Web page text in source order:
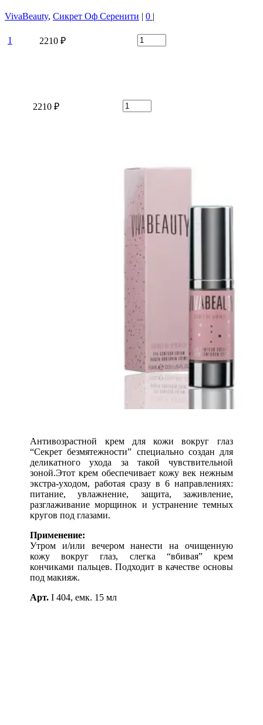
VivaBeauty, Сикрет Оф Серенити | 0 |
1 2210 ₽
2210 ₽
Антивозрастной крем для кожи вокруг глаз
“Секрет безмятежности” специально создан для
деликатного ухода за такой чувствительной
зоной.Этот крем обеспечивает кожу век нежным
экстра-уходом, работая сразу в 6 направлениях:
питание, увлажнение, защита, заживление,
разглаживание морщинок и устранение темных
кругов под глазами.
Применение:
Утром и/или вечером нанести на очищенную
кожу вокруг глаз, слегка “вбивая” крем
кончиками пальцев. Подходит в качестве основы
под макияж.
Арт. I 404, емк. 15 мл